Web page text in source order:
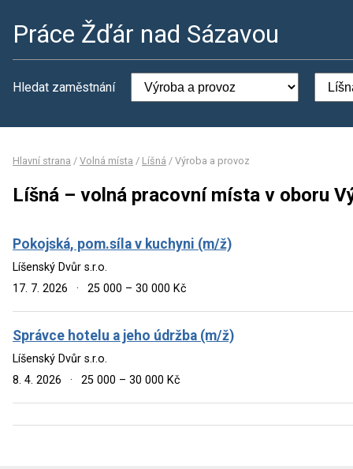
Práce Žďár nad Sázavou
Hledat zaměstnání
Hlavní strana / Volná místa / Líšná / Výroba a provoz
Líšná – volná pracovní místa v oboru
Pokojská, pom.síla v kuchyni (m/ž)
Líšenský Dvůr s.r.o.
17. 7. 2026
· 25 000 – 30 000 Kč
Správce hotelu a jeho údržba (m/ž)
Líšenský Dvůr s.r.o.
8. 4. 2026
· 25 000 – 30 000 Kč